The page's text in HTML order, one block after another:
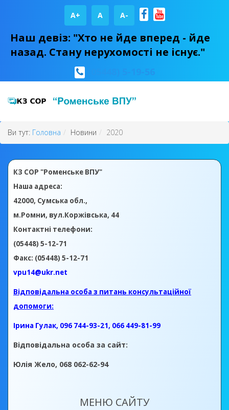
A+ А A-
Наш девіз: "Хто не йде вперед - йде
назад. Стану нерухомості не існує."
Ви тут: Головна Новини 2020
КЗ СОР "Роменське ВПУ"
Наша адреса:
42000, Сумська обл.,
м.Ромни, вул.Коржівська, 44
Контактні телефони:
(05448) 5-12-71
Факс: (05448) 5-12-71
vpu14@ukr.net
Відповідальна особа з питань консультаційної
допомоги:
Ірина Гулак, 096 744-93-21, 066 449-81-99
Відповідальна особа за сайт:
Юлія Жело, 068 062-62-94
МЕНЮ САЙТУ